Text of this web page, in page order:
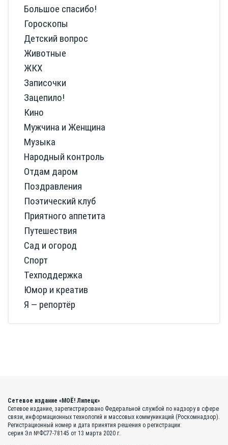
Большое спасибо!
Гороскопы
Детский вопрос
Животные
ЖКХ
Записочки
Зацепило!
Кино
Мужчина и Женщина
Музыка
Народный контроль
Отдам даром
Поздравления
Поэтический клуб
Приятного аппетита
Путешествия
Сад и огород
Спорт
Техподдержка
Юмор и креатив
Я — репортёр
Сетевое издание «МОЁ! Липецк»
Сетевое издание, зарегистрировано Федеральной службой по надзору в сфере
связи, информационных технологий и массовых коммуникаций (Роскомнадзор).
Регистрационный номер и дата принятия решения о регистрации:
серия Эл №ФС77-78145 от 13 марта 2020 г.